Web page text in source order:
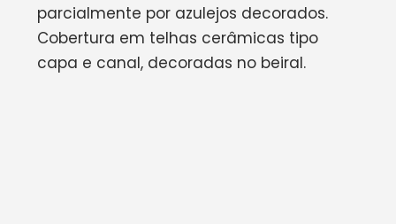
parcialmente por azulejos decorados.
Cobertura em telhas cerâmicas tipo
capa e canal, decoradas no beiral.